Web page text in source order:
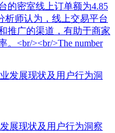
的密室线上订单额为4.85
析师认为，线上交易平台
推广的渠道，有助于商家
<br/><br/>The number
展现状及用户行为洞察